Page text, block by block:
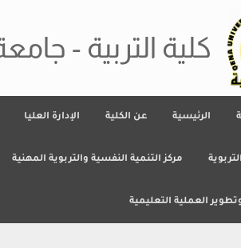
كلية التربية -
الرئيسية عن الكلية الإدارة العليا
مركز التنمية النفسية والتربوية المهنية
العملية التعليمية